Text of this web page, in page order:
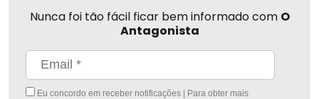
Nunca foi tão fácil ficar bem informado com O
Antagonista
Eu concordo em receber notificações | Para obter mais